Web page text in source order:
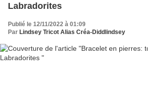
Labradorites
Publié le 12/11/2022 à 01:09
Par Lindsey Tricot Alias Créa-Diddlindsey